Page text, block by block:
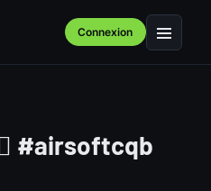
Connexion Menu
#airsoftcqb